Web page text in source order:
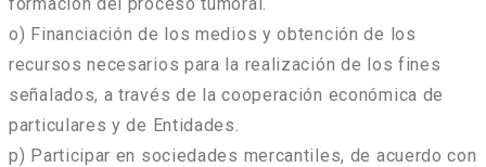
o) Financiación de los medios y obtención de los
recursos necesarios para la realización de los fines
señalados, a través de la cooperación económica de
particulares y de Entidades.
p) Participar en sociedades mercantiles, de acuerdo con